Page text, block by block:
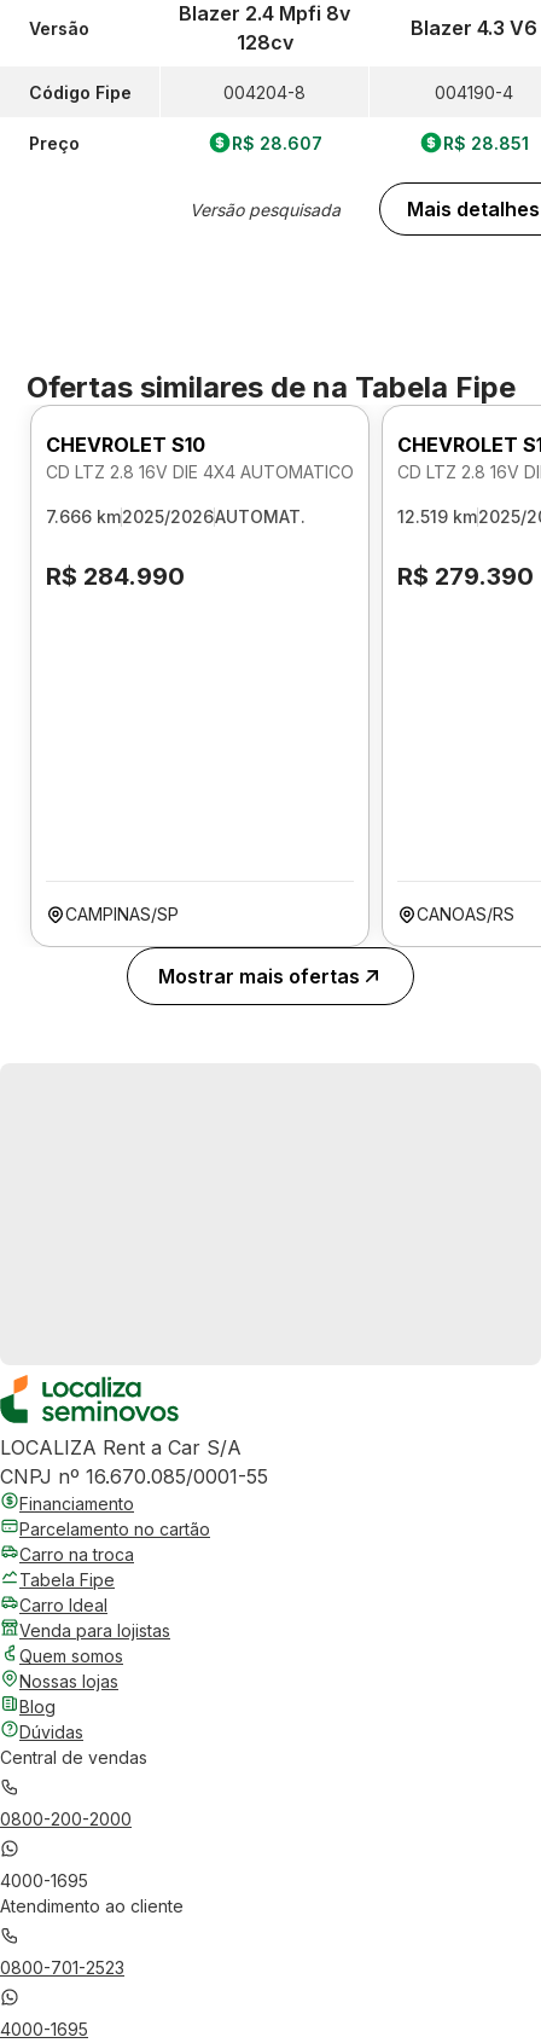
Versão
Código Fipe
Preço
Blazer 2.4 Mpfi 8v
128cv
004204-8
R$ 28.607
Versão pesquisada
Blazer 4.3 V6
004190-4
R$ 28.851
Mais detalhes
Ofertas similares de na Tabela Fipe
CHEVROLET S10
CD LTZ 2.8 16V DIE 4X4 AUTOMATICO
7.666 km2025/2026AUTOMAT.
R$ 284.990
CAMPINAS/SP
CHEVROLET
CD LTZ 2.8 16V
12.519 km2025/
R$ 279.390
CANOAS/RS
Mostrar mais ofertas
LOCALIZA Rent a Car S/A
CNPJ nº 16.670.085/0001-55
Financiamento
Parcelamento no cartão
Carro na troca
Tabela Fipe
Carro Ideal
Venda para lojistas
Quem somos
Nossas lojas
Blog
Dúvidas
Central de vendas
0800-200-2000
4000-1695
Atendimento ao cliente
0800-701-2523
4000-1695